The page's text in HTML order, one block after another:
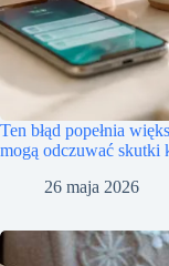
Ten błąd popełnia
mogą odczuwać skutki
26 maja 2026